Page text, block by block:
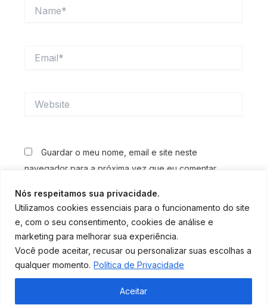
Nós respeitamos sua privacidade.
Utilizamos cookies essenciais para o funcionamento do site
e, com o seu consentimento, cookies de análise e
marketing para melhorar sua experiência.
Você pode aceitar, recusar ou personalizar suas escolhas a
qualquer momento. Política de Privacidade
Aceitar
Guardar o meu nome, email e site neste
navegador para a próxima vez que eu comentar.